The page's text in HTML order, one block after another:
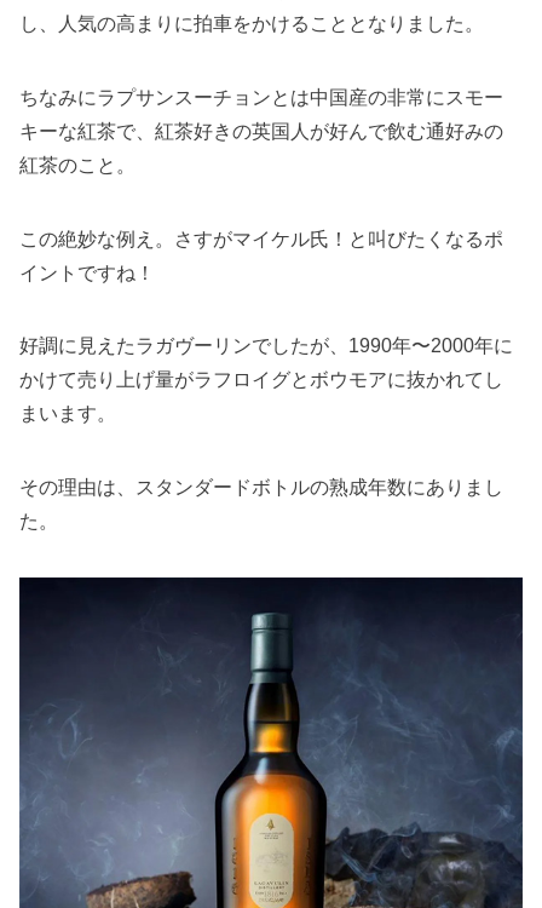
し、人気の高まりに拍車をかけることとなりました。
ちなみにラプサンスーチョンとは中国産の非常にスモー
キーな紅茶で、紅茶好きの英国人が好んで飲む通好みの
紅茶のこと。
この絶妙な例え。さすがマイケル氏！と叫びたくなるポ
イントですね！
好調に見えたラガヴーリンでしたが、1990年〜2000年に
かけて売り上げ量がラフロイグとボウモアに抜かれてし
まいます。
その理由は、スタンダードボトルの熟成年数にありまし
た。